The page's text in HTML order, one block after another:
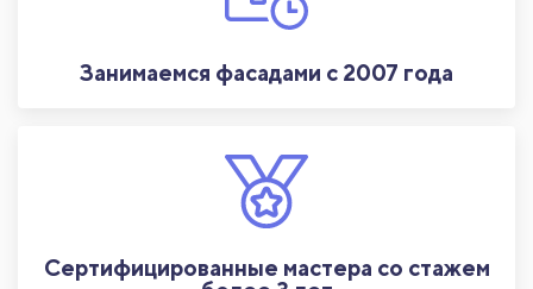
Занимаемся фасадами с 2007 года
Сертифицированные мастера со стажем